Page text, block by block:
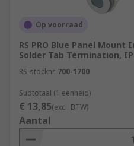
Op voorraad
RS PRO Blue Panel Mount
Solder Tab Termination,
RS-stocknr. 700-1700
Subtotaal (1 eenheid)
€ 13,85(excl. BTW)
Aantal